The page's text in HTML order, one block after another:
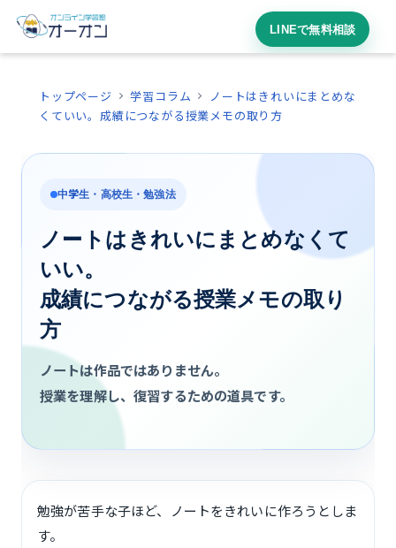
LINEで無料相談
トップページ 学習コラム
ノートはきれいにまとめな
くていい。成績につながる授業メモの取り方
中学生・高校生・勉強法
ノートはきれいにまとめなくて
いい。
成績につながる授業メモの取り
方
ノートは作品ではありません。
授業を理解し、復習するための道具です。
勉強が苦手な子ほど、ノートをきれいに作ろうとしま
す。